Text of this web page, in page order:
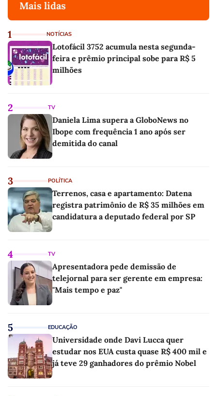
Mais lidas
1 NOTÍCIAS
Lotofácil 3752 acumula nesta segunda-
feira e prêmio principal sobe para R$ 5
milhões
2 TV
Daniela Lima supera a GloboNews no
Ibope com frequência 1 ano após ser
demitida do canal
3 POLÍTICA
Terrenos, casa e apartamento: Datena
registra patrimônio de R$ 35 milhões em
candidatura a deputado federal por SP
4 TV
Apresentadora pede demissão de
telejornal para ser gerente em empresa:
"Mais tempo e paz"
5 EDUCAÇÃO
Universidade onde Davi Lucca quer
estudar nos EUA custa quase R$ 400 mil e
já teve 29 ganhadores do prêmio Nobel